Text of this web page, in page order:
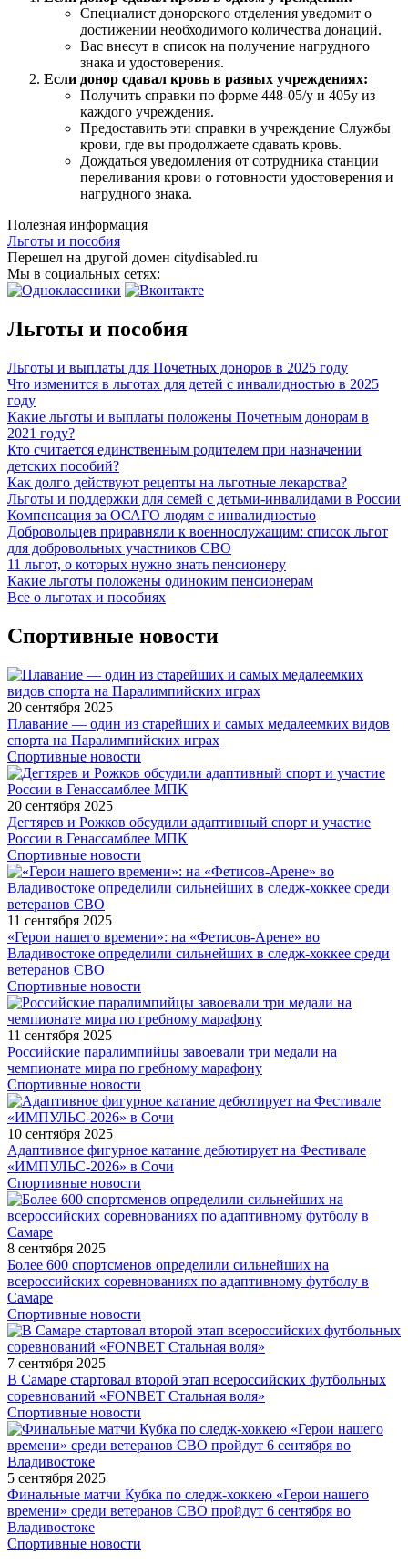
Специалист донорского отделения уведомит о
достижении необходимого количества донаций.
Вас внесут в список на получение нагрудного
знака и удостоверения.
Если донор сдавал кровь в разных учреждениях:
Получить справки по форме 448-05/у и 405у из
каждого учреждения.
Предоставить эти справки в учреждение Службы
крови, где вы продолжаете сдавать кровь.
Дождаться уведомления от сотрудника станции
переливания крови о готовности удостоверения и
нагрудного знака.
Полезная информация
Льготы и пособия
Перешел на другой домен citydisabled.ru
Мы в социальных сетях:
Льготы и пособия
Льготы и выплаты для Почетных доноров в 2025 году
Что изменится в льготах для детей с инвалидностью в 2025
году
Какие льготы и выплаты положены Почетным донорам в
2021 году?
Кто считается единственным родителем при назначении
детских пособий?
Как долго действуют рецепты на льготные лекарства?
Льготы и поддержки для семей с детьми-инвалидами в России
Компенсация за ОСАГО людям с инвалидностью
Добровольцев приравняли к военнослужащим: список льгот
для добровольных участников СВО
11 льгот, о которых нужно знать пенсионеру
Какие льготы положены одиноким пенсионерам
Все о льготах и пособиях
Спортивные новости
20 сентября 2025
Плавание — один из старейших и самых медалеемких видов
спорта на Паралимпийских играх
Спортивные новости
20 сентября 2025
Дегтярев и Рожков обсудили адаптивный спорт и участие
России в Генассамблее МПК
Спортивные новости
11 сентября 2025
«Герои нашего времени»: на «Фетисов-Арене» во
Владивостоке определили сильнейших в следж-хоккее среди
ветеранов СВО
Спортивные новости
11 сентября 2025
Российские паралимпийцы завоевали три медали на
чемпионате мира по гребному марафону
Спортивные новости
10 сентября 2025
Адаптивное фигурное катание дебютирует на Фестивале
«ИМПУЛЬС-2026» в Сочи
Спортивные новости
8 сентября 2025
Более 600 спортсменов определили сильнейших на
всероссийских соревнованиях по адаптивному футболу в
Самаре
Спортивные новости
7 сентября 2025
В Самаре стартовал второй этап всероссийских футбольных
соревнований «FONBET Стальная воля»
Спортивные новости
5 сентября 2025
Финальные матчи Кубка по следж-хоккею «Герои нашего
времени» среди ветеранов СВО пройдут 6 сентября во
Владивостоке
Спортивные новости